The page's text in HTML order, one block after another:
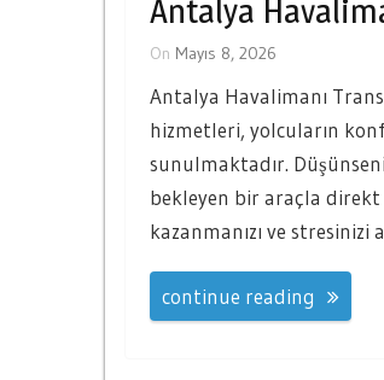
Antalya
On Mayıs 8, 2026
Antalya Havalimanı
hizmetleri, yolcuların
sunulmaktadır.
bekleyen bir araçla
kazanmanızı ve
continue reading